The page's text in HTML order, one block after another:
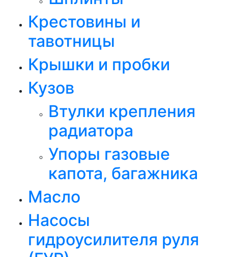
Крестовины и
тавотницы
Крышки и пробки
Кузов
Втулки крепления
радиатора
Упоры газовые
капота, багажника
Масло
Насосы
гидроусилителя руля